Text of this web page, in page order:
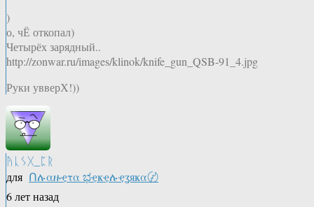
)
о, чЁ откопал)
Четырёх зарядный..
http://zonwar.ru/images/klinok/knife_gun_QSB-91_4.jpg
Руки увверХ!))
ᚤᚳᛊᚷ_ᛈᚱ
для Ոሉαዙҿτα ಭҿҝҿሉҿʓяҝα〄
6 лет назад